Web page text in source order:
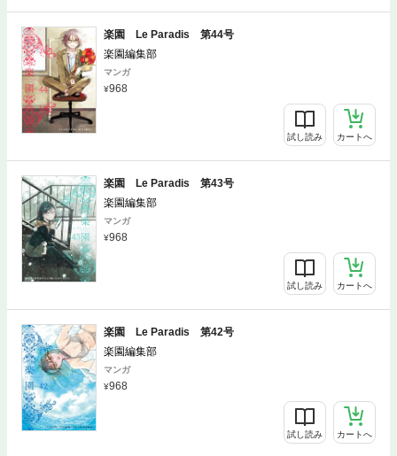
楽園 Le Paradis 第44号
楽園編集部
マンガ
968
試し読み カートへ
楽園 Le Paradis 第43号
楽園編集部
マンガ
968
試し読み カートへ
楽園 Le Paradis 第42号
楽園編集部
マンガ
968
試し読み カートへ